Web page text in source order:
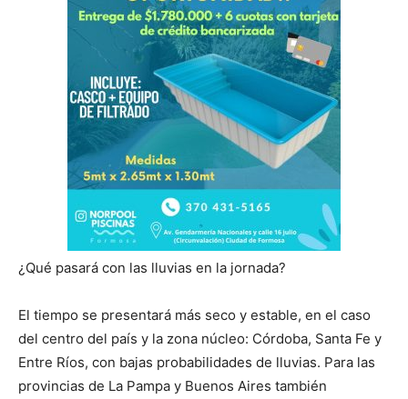
¿Qué pasará con las lluvias en la jornada?
El tiempo se presentará más seco y estable, en el caso
del centro del país y la zona núcleo: Córdoba, Santa Fe y
Entre Ríos, con bajas probabilidades de lluvias. Para las
provincias de La Pampa y Buenos Aires también